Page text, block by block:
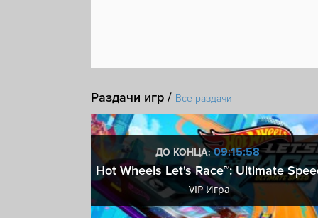
Раздачи игр / Все раздачи
ДО КОНЦА:09:15:57
Hot Wheels Let's Race™: Ultimate
VIP Игра